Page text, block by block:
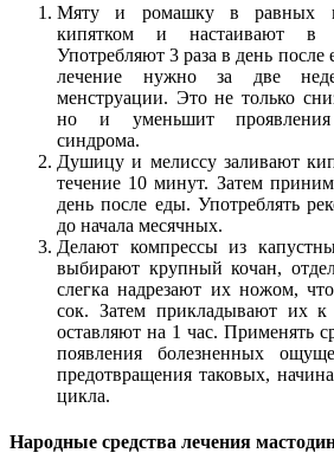
Мяту и ромашку в равных
кипятком и настаивают в
Употребляют 3 раза в день
лечение нужно за две
менструации. Это не только
но и уменьшит проявления
синдрома.
Душицу и мелиссу заливают
течение 10 минут. Затем
день после еды. Употреблять
до начала месячных.
Делают компрессы из
выбирают крупный кочан,
слегка надрезают их ножом,
сок. Затем прикладывают их
оставляют на 1 час. Применять
появления болезненных
предотвращения таковых,
цикла.
Народные средства лечения